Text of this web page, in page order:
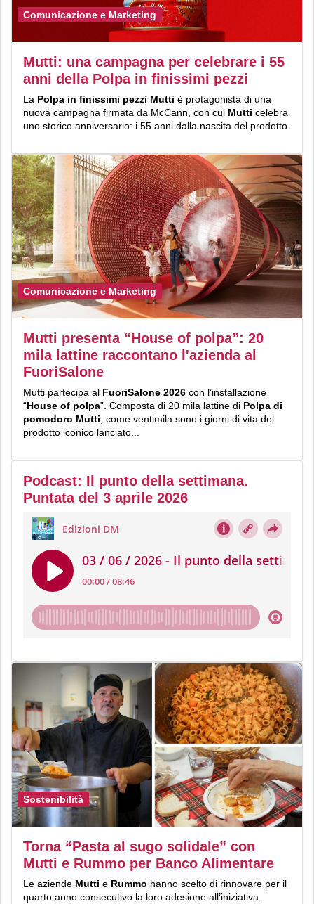
Comunicazione e Marketing
Mutti: una campagna per celebrare i 55
anni della Polpa in finissimi pezzi
La Polpa in finissimi pezzi Mutti è protagonista di una
nuova campagna firmata da McCann, con cui Mutti celebra
uno storico anniversario: i 55 anni dalla nascita del prodotto.
Comunicazione e Marketing
Mutti presenta “House of polpa”: 20
mila lattine raccontano l'azienda al
FuoriSalone
Mutti partecipa al FuoriSalone 2026 con l’installazione
“House of polpa”. Composta di 20 mila lattine di Polpa di
pomodoro Mutti , come ventimila sono i giorni di vita del
prodotto iconico lanciato...
Podcast: Il punto della settimana.
Puntata del 3 aprile 2026
Sostenibilità
Torna “Pasta al sugo solidale” con
Mutti e Rummo per Banco Alimentare
Le aziende Mutti e Rummo hanno scelto di rinnovare per il
quarto anno consecutivo la loro adesione all’iniziativa